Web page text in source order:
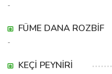
-
FÜME DANA ROZBİF
-
KEÇİ PEYNİRİ